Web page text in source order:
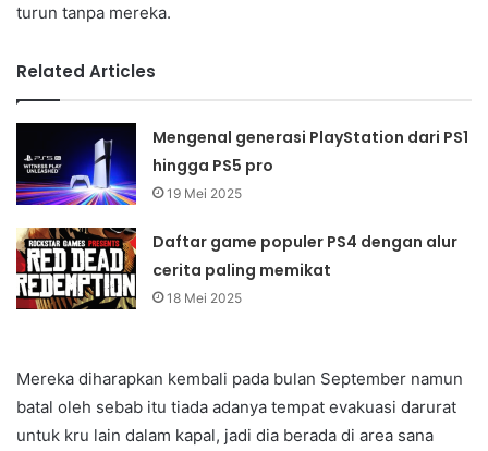
turun tanpa mereka.
Related Articles
Mengenal generasi PlayStation dari PS1
hingga PS5 pro
19 Mei 2025
Daftar game populer PS4 dengan alur
cerita paling memikat
18 Mei 2025
Mereka diharapkan kembali pada bulan September namun
batal oleh sebab itu tiada adanya tempat evakuasi darurat
untuk kru lain dalam kapal, jadi dia berada di area sana